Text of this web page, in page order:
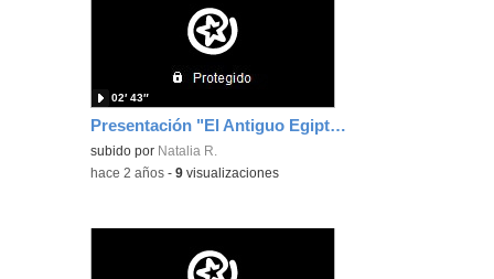
Presentación "El Antiguo Egipto"-Natalia Raposo
subido por Natalia R.
02′ 43″
-hace 2 años -9 visualizaciones